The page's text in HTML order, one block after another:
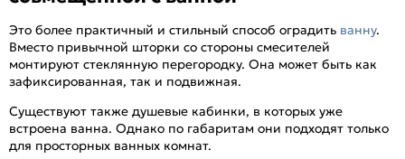
Это более практичный и стильный способ оградить ванну.
Вместо привычной шторки со стороны смесителей
монтируют стеклянную перегородку. Она может быть как
зафиксированная, так и подвижная.
Существуют также душевые кабинки, в которых уже
встроена ванна. Однако по габаритам они подходят только
для просторных ванных комнат.